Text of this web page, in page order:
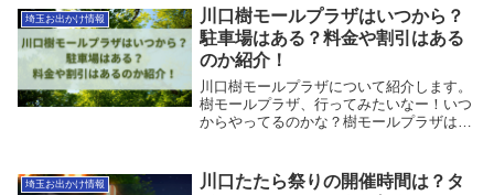
いました。学習机と言ったら、色んなメー
カーさんから...
埼玉お出かけ情報
川口樹モールプラザはいつから？
駐車場はある？料金や割引はある
のか紹介！
川口樹モールプラザについて紹介します。
樹モールプラザ、行ってみたいなー！いつ
からやってるのかな？樹モールプラザは、
いる方も多いと思います。そこで今回は、
埼玉お出かけ情報
川口たたら祭りの開催時間は？タ